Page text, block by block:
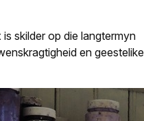
skilder op die langtermyn
en geestelike